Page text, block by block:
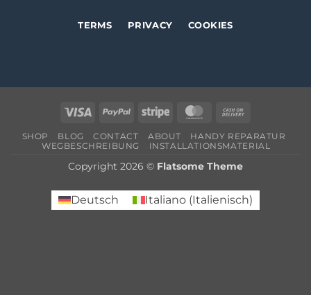
TERMS PRIVACY COOKIES
Visa PayPal Stripe MasterCard
Delivery
SHOP BLOG CONTACT ABOUT
HANDY REPARATUR
WEGBESCHREIBUNG
INSTALLATIONSMATERIAL
Copyright 2026 © Flatsome Theme
Deutsch Italiano (Italienisch)